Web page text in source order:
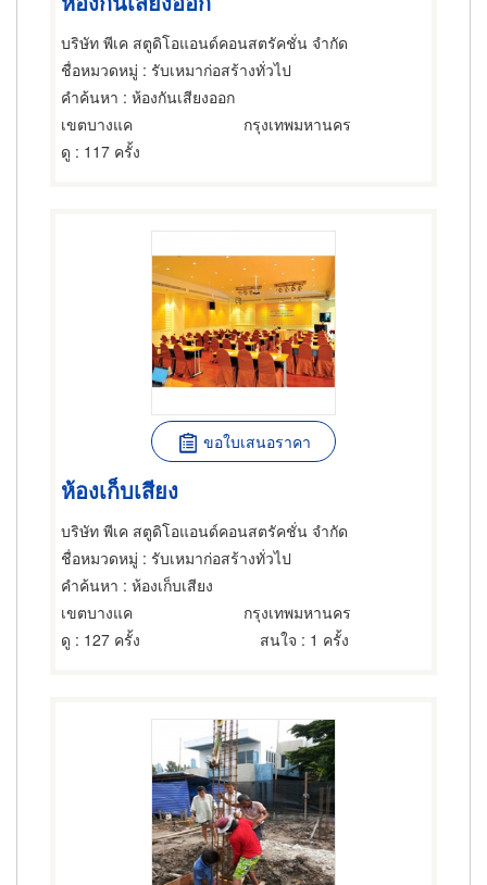
บริษัท พีเค สตูดิโอแอนด์คอนสตรัคชั่น จำกัด
ชื่อหมวดหมู่ : รับเหมาก่อสร้างทั่วไป
คำค้นหา : ห้องกันเสียงออก
เขตบางแค
กรุงเทพมหานคร
ดู : 117 ครั้ง
ขอใบเสนอราคา
ห้องเก็บเสียง
บริษัท พีเค สตูดิโอแอนด์คอนสตรัคชั่น จำกัด
ชื่อหมวดหมู่ : รับเหมาก่อสร้างทั่วไป
คำค้นหา : ห้องเก็บเสียง
เขตบางแค
กรุงเทพมหานคร
ดู : 127 ครั้ง สนใจ : 1 ครั้ง